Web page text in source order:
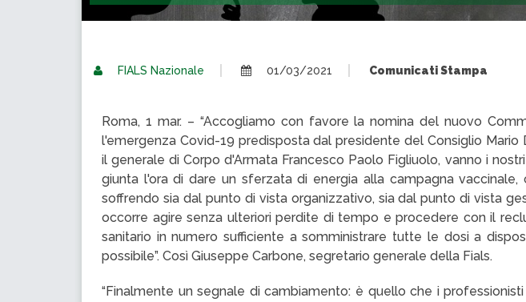
FIALS Nazionale 01/03/2021 Comunicati Stampa
Roma, 1 mar. – “Accogliamo con favore la nomina del nuovo
l'emergenza Covid-19 predisposta dal presidente del Consiglio Mario
il generale di Corpo d'Armata Francesco Paolo Figliuolo, vanno i
giunta l'ora di dare un sferzata di energia alla campagna
soffrendo sia dal punto di vista organizzativo, sia dal punto di vista
occorre agire senza ulteriori perdite di tempo e procedere con il
sanitario in numero sufficiente a somministrare tutte le dosi a
possibile”. Così Giuseppe Carbone, segretario generale della Fials.
“Finalmente un segnale di cambiamento: è quello che i